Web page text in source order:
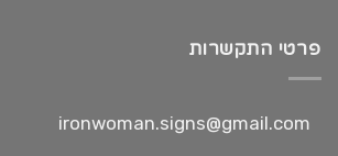
פרטי התקשרות
ironwoman.signs@gmail.com